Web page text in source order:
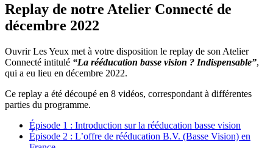
Replay de notre Atelier Connecté de
décembre 2022
Ouvrir Les Yeux met à votre disposition le replay de son Atelier
Connecté intitulé “La rééducation basse vision ? Indispensable”,
qui a eu lieu en décembre 2022.
Ce replay a été découpé en 8 vidéos, correspondant à différentes
parties du programme.
Épisode 1 : Introduction sur la rééducation basse vision
Épisode 2 : L’offre de rééducation B.V. (Basse Vision) en